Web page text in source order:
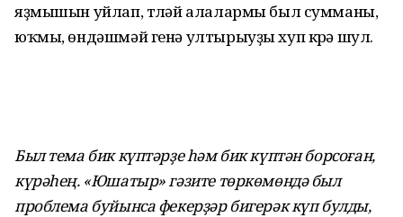
яҙмышын уйлап, түләй алалармы был сумманы,
юҡмы, өндәшмәй генә ултырыуҙы хуп күрә шул.
Был тема бик күптәрҙе һәм бик күптән борсоған,
күрәһең. «Юшатыр» гәзите төркөмөндә был
проблема буйынса фекерҙәр бигерәк күп булды,